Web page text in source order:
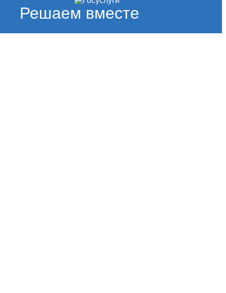
Решаем вместе